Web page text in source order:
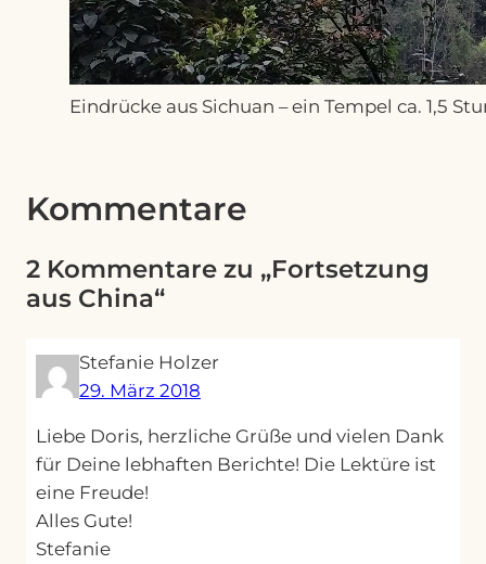
Eindrücke aus Sichuan – ein Tempel ca. 1,5
Kommentare
2 Kommentare zu „Fortsetzung
aus China“
Stefanie Holzer
29. März 2018
Liebe Doris, herzliche Grüße und vielen Dank
für Deine lebhaften Berichte! Die Lektüre ist
eine Freude!
Alles Gute!
Stefanie